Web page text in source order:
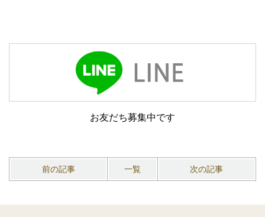
お友だち募集中です
前の記事 一覧 次の記事